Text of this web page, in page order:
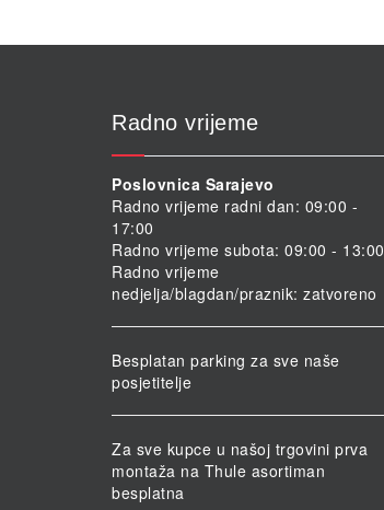
Radno vrijeme
Poslovnica Sarajevo
Radno vrijeme radni dan: 09:00 -
17:00
Radno vrijeme subota: 09:00 - 13:00
Radno vrijeme
nedjelja/blagdan/praznik: zatvoreno
Besplatan parking za sve naše
posjetitelje
Za sve kupce u našoj trgovini prva
montaža na Thule asortiman
besplatna